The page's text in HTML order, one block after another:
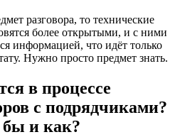
разговора, то технические
более открытыми, и с ними
информацией, что идёт только
Нужно просто предмет знать.
в процессе
с подрядчиками?
и как?